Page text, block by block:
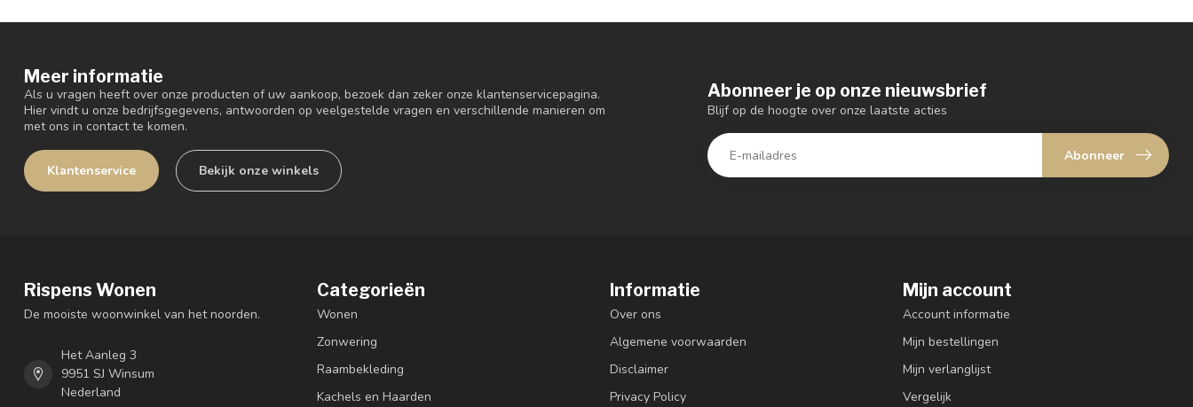
Meer informatie
Als u vragen heeft over onze producten of uw aankoop, bezoek dan zeker onze klantenservicepagina.
Hier vindt u onze bedrijfsgegevens, antwoorden op veelgestelde vragen en verschillende manieren om
met ons in contact te komen.
Klantenservice Bekijk onze winkels
Abonneer je op onze nieuwsbrief
Blijf op de hoogte over onze laatste acties
Abonneer
Rispens Wonen
De mooiste woonwinkel van het noorden.
Het Aanleg 3
9951 SJ Winsum
Nederland
Categorieën
Wonen
Zonwering
Raambekleding
Kachels en Haarden
Informatie
Over ons
Algemene voorwaarden
Disclaimer
Privacy Policy
Mijn account
Account informatie
Mijn bestellingen
Mijn verlanglijst
Vergelijk